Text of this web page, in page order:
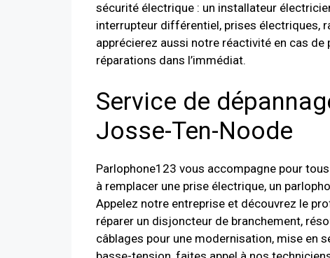
sécurité électrique : un installateur
interrupteur différentiel, prises électriques,
apprécierez aussi notre réactivité en cas de
réparations dans l’immédiat.
Service de
Josse-Ten-Noode
Parlophone123 vous accompagne pour
à remplacer une prise électrique, un
Appelez notre entreprise et découvrez le
réparer un disjoncteur de branchement,
câblages pour une modernisation, mise en